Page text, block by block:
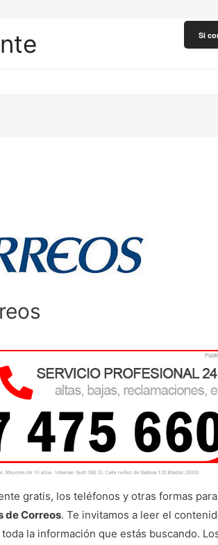
gratis, los teléfonos y otras formas para
de Correos. Te invitamos a leer el
la información que estás buscando.
Si